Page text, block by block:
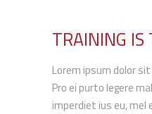
TRAINING IS
Lorem ipsum dolor
Pro ei purto legere
imperdiet ius eu,